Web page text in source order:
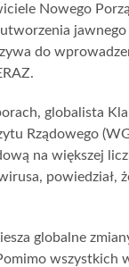
Nowego
do
globalista
Rządowego
na większej
powiedział,
globalne